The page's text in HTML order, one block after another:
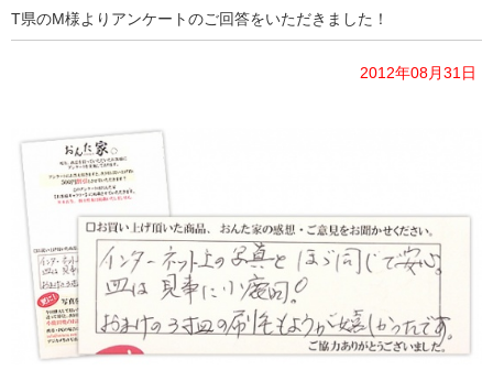
T県のM様よりアンケートのご回答をいただきました！
2012年08月31日